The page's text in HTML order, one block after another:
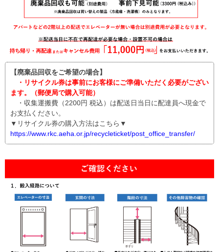
【廃棄品回収をご希望の場合】
・リサイクル券は事前にお客様にご準備いただく必要がござい
ます。（郵便局で購入可能）
・収集運搬費（2200円 税込）は配送日当日に配達員へ現金で
お支払ください。
▼リサイクル券の購入方法はこちら▼
https://www.rkc.aeha.or.jp/recycleticket/post_office_transfer/